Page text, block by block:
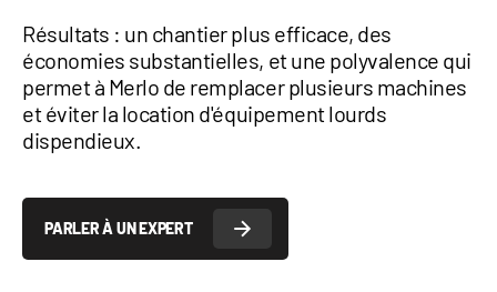
Résultats : un chantier plus efficace, des
économies substantielles, et une polyvalence qui
permet à Merlo de remplacer plusieurs machines
et éviter la location d'équipement lourds
dispendieux.
PARLER À UN EXPERT